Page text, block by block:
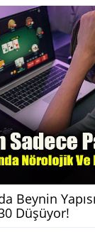
Beynin
Düşüyor!